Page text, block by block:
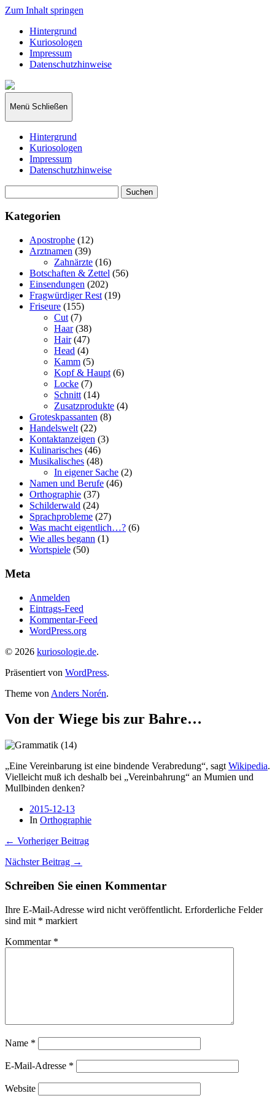
Zum Inhalt springen
Hintergrund
Kuriosologen
Impressum
Datenschutzhinweise
kuriosologie.de
Menü Schließen
Hintergrund
Kuriosologen
Impressum
Datenschutzhinweise
nach:
Kategorien
Apostrophe (12)
Arztnamen (39)
Zahnärzte (16)
Botschaften & Zettel (56)
Einsendungen (202)
Fragwürdiger Rest (19)
Friseure (155)
Cut (7)
Haar(38)
Hair(47)
Head (4)
Kamm (5)
Kopf & Haupt (6)
Locke (7)
Schnitt (14)
Zusatzprodukte (4)
Groteskpassanten (8)
Handelswelt (22)
Kontaktanzeigen (3)
Kulinarisches (46)
Musikalisches (48)
In eigener Sache (2)
Namen und Berufe (46)
Orthographie (37)
Schilderwald (24)
Sprachprobleme (27)
Was macht eigentlich…? (6)
Wie alles begann (1)
Wortspiele (50)
Meta
Anmelden
Eintrags-Feed
Kommentar-Feed
WordPress.org
© 2026 kuriosologie.de.
Präsentiert von WordPress.
Theme von Anders Norén.
Von der Wiege bis zur Bahre…
„Eine Vereinbarung ist eine bindende Verabredung“, sagt Wikipedia.
Vielleicht muß ich deshalb bei „Vereinbahrung“ an Mumien und
Mullbinden denken?
2015-12-13
In Orthographie
← Vorheriger Beitrag
Nächster Beitrag →
Schreiben Sie einen Kommentar
Ihre E-Mail-Adresse wird nicht veröffentlicht. Erforderliche Felder
sind mit * markiert
Kommentar *
Name *
E-Mail-Adresse *
Website